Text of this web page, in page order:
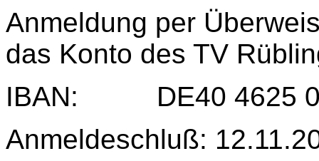
Anmeldung per
das Konto des TV
IBAN: DE40 4625
Anmeldeschluß: